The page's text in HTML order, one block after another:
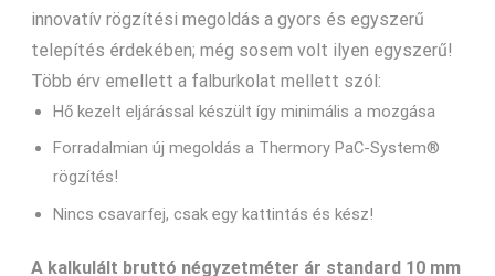
innovatív rögzítési megoldás a gyors és egyszerű
telepítés érdekében; még sosem volt ilyen egyszerű!
Több érv emellett a falburkolat mellett szól:
Hő kezelt eljárással készült így minimális a mozgása
Forradalmian új megoldás a Thermory PaC-System®
rögzítés!
Nincs csavarfej, csak egy kattintás és kész!
A kalkulált bruttó négyzetméter ár standard 10 mm